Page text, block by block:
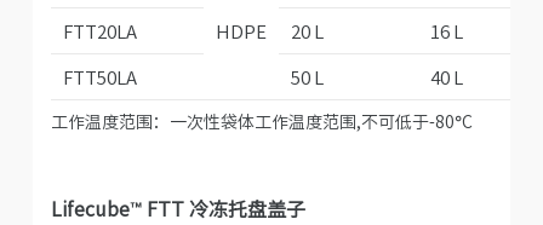
HDPE
FTT20LA
20 L
16 L
FTT50LA
50 L 40 L
工作温度范围：一次性袋体工作温度范围,不可低于-80°C
Lifecube™ FTT 冷冻托盘盖子